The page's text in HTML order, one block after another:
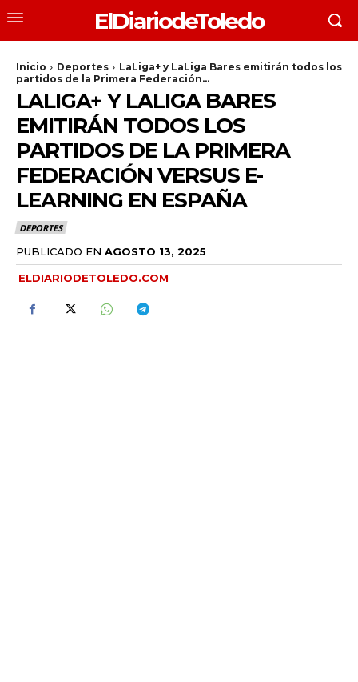
ElDiariodeToledo
Inicio Deportes
LaLiga+ y LaLiga Bares emitirán todos los
partidos de la Primera Federación...
LALIGA+ Y LALIGA BARES
EMITIRÁN TODOS LOS
PARTIDOS DE LA PRIMERA
FEDERACIÓN VERSUS E-
LEARNING EN ESPAÑA
DEPORTES
PUBLICADO EN AGOSTO 13, 2025
ELDIARIODETOLEDO.COM